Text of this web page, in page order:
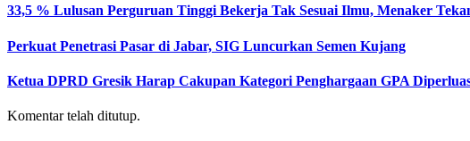
33,5 % Lulusan Perguruan Tinggi Bekerja Tak Sesuai Ilmu, Menaker
Perkuat Penetrasi Pasar di Jabar, SIG Luncurkan Semen Kujang
Ketua DPRD Gresik Harap Cakupan Kategori Penghargaan GPA
Komentar telah ditutup.